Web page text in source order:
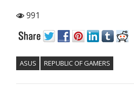
991
ASUS REPUBLIC OF GAMERS